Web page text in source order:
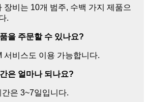
장비는 10개 범주, 수백 가지 제품으
.
을 주문할 수 있나요?
서비스도 이용 가능합니다.
은 얼마나 되나요?
은 3~7일입니다.